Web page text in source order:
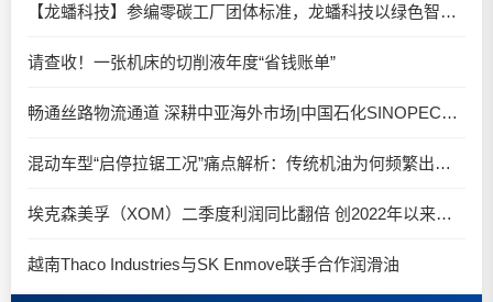
【龙蟠科技】参编零碳工厂团体标准，龙蟠科技以绿色智造锚定零碳未来
请查收！一张机床的切削液年度“省钱账单”
畅通丝路物流通道 深耕中亚海外市场|中国石化SINOPEC润滑油北京-阿拉木图图定班列顺利抵达
混动车型“启停拉锯工况”痛点解析：传统机油为何频繁出现油泥堆积？
埃克森美孚（XOM）二季度利润同比翻倍 创2022年以来新高
越南Thaco Industries与SK Enmove联手合作润滑油